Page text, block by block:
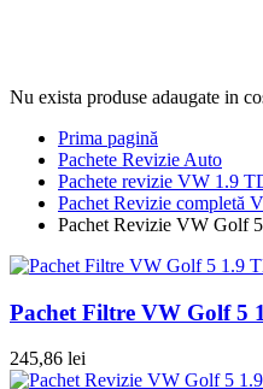
Nu exista produse adaugate in
Prima pagină
Pachete Revizie Auto
Pachete revizie VW 1.9
Pachet Revizie completă
Pachet Revizie VW Golf
Pachet Filtre VW Golf
245,86 lei